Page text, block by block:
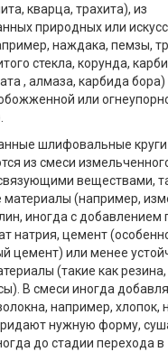
кварца, трахита), из
природных или
наждака, пемзы,
стекла, корунда,
, алмаза, карбида бора)
или
шлифовальные круги
из смеси
веществами,
материалы (например,
иногда с добавлением
натрия, цемент
цемент) или менее
(такие как
В смеси иногда
например, хлопок,
нужную форму,
до стадии перехода в